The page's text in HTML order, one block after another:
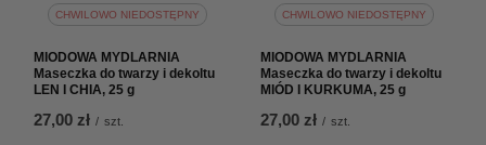
CHWILOWO NIEDOSTĘPNY
MIODOWA MYDLARNIA
Maseczka do twarzy i dekoltu
LEN I CHIA, 25 g
27,00 zł / szt.
CHWILOWO NIEDOSTĘPNY
MIODOWA MYDLARNIA
Maseczka do twarzy i dekoltu
MIÓD I KURKUMA, 25 g
27,00 zł / szt.